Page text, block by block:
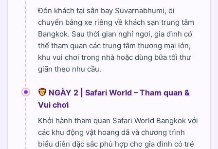
Đón khách tại sân bay Suvarnabhumi, di
chuyển bằng xe riêng về khách sạn trung tâm
Bangkok. Sau thời gian nghỉ ngơi, gia đình có
thể tham quan các trung tâm thương mại lớn,
khu vui chơi trong nhà hoặc dùng bữa tối thư
giãn theo nhu cầu.
NGÀY 2 | Safari World – Tham quan &
Vui chơi
Khởi hành tham quan Safari World Bangkok với
các khu động vật hoang dã và chương trình
biểu diễn đặc sắc phù hợp cho gia đình có trẻ